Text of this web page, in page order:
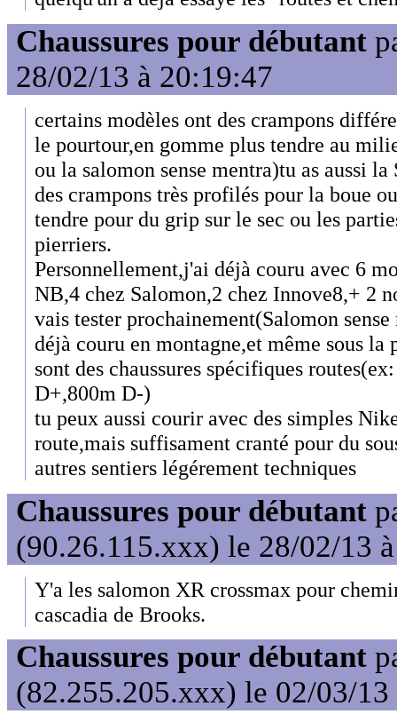
Chaussures pour débutant
28/02/13 à 20:19:47
certains modèles ont des crampons
le pourtour,en gomme plus tendre au
ou la salomon sense mentra)tu as aussi la
des crampons très profilés pour la boue
tendre pour du grip sur le sec ou les
pierriers.
Personnellement,j'ai déjà couru avec 6
NB,4 chez Salomon,2 chez Innove8,+ 2
vais tester prochainement(Salomon
déjà couru en montagne,et même sous
sont des chaussures spécifiques
D+,800m D-)
tu peux aussi courir avec des simples
route,mais suffisament cranté pour du
autres sentiers légérement techniques
Chaussures pour débutant
(90.26.115.xxx) le 28/02/13
Y'a les salomon XR crossmax pour
cascadia de Brooks.
Chaussures pour débutant
(82.255.205.xxx) le 02/03/13